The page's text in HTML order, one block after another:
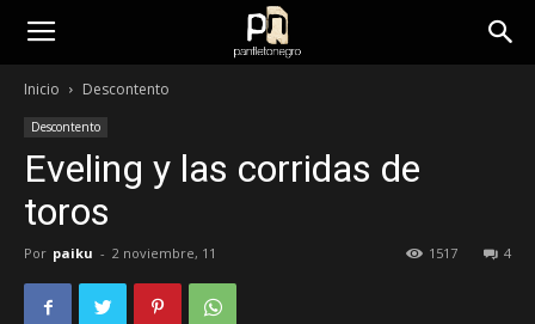
panfletonegro
Inicio Descontento
Descontento
Eveling y las corridas de
toros
Por paiku - 2 noviembre, 11 4
1517